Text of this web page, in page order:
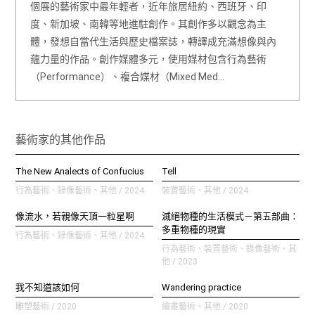
個展的藝術家中最年輕者，近年旅居紐約、西班牙、印
度、新加坡、南韓等地進駐創作。其創作多以觀念為主
體，發想自當代生活與歷史檔案誌，轉譯成充滿想像與內
蘊力量的作品。創作媒體多元，使用媒材包含行為藝術
（Performance）、複合媒材（Mixed Med…
藝術家的其他作品
The New Analects of Confucius
行為藝術、錄像藝術、其他 / 2024
Tell
裝置藝術、其他 / 2024
像流水，若親像天頂一粒星啊
行為藝術、錄像藝術、其他 / 2024
滅絕物種的生活模式－第五部曲：
多重物種的現實
行為藝術、裝置藝術、錄像藝術、其
他 / 2023
我不知道該如何
雕塑藝術 / 2020
Wandering practice
繪畫藝術、其他 / 2020